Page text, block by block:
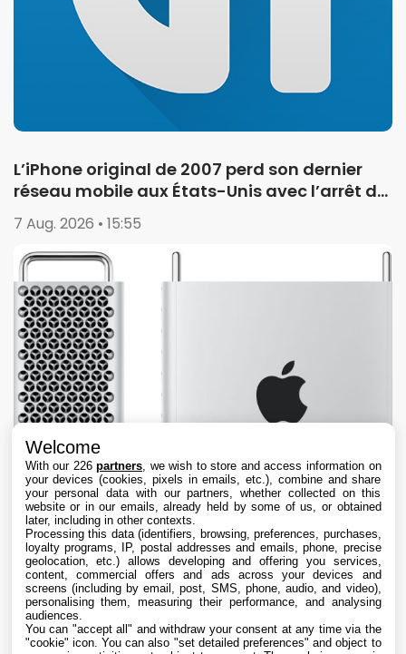
L’iPhone original de 2007 perd son dernier
réseau mobile aux États-Unis avec l’arrêt de
la 2G
7 Aug. 2026 • 15:55
Le Mac Pro fête ses 20 ans, cinq mois après
son abandon définitif par Apple
7 Aug. 2026 • 14:30
Welcome
With our 226partners , we wish to store and access information on
your devices (cookies, pixels in emails, etc.), combine and share
your personal data with our partners, whether collected on this
website or in our emails, already held by some of us, or obtained
later, including in other contexts.
Processing this data (identifiers, browsing, preferences, purchases,
loyalty programs, IP, postal addresses and emails, phone, precise
geolocation, etc.) allows developing and offering you services,
content, commercial offers and ads across your devices and
screens (including by email, post, SMS, phone, audio, and video),
personalising them, measuring their performance, and analysing
audiences.
You can "accept all" and withdraw your consent at any time via the
"cookie" icon. You can also "set detailed preferences" and object to